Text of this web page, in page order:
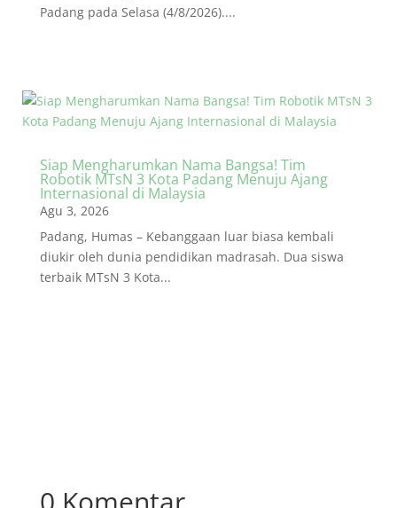
Padang pada Selasa (4/8/2026)....
Siap Mengharumkan Nama Bangsa! Tim
Robotik MTsN 3 Kota Padang Menuju Ajang
Internasional di Malaysia
Agu 3, 2026
Padang, Humas – Kebanggaan luar biasa kembali
diukir oleh dunia pendidikan madrasah. Dua siswa
terbaik MTsN 3 Kota...